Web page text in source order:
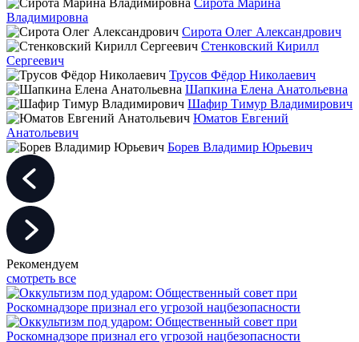
Владимировна
Сирота Олег Александрович
Стенковский Кирилл
Сергеевич
Трусов Фёдор Николаевич
Шапкина Елена Анатольевна
Шафир Тимур Владимирович
Юматов Евгений
Анатольевич
Борев Владимир Юрьевич
Рекомендуем
смотреть все